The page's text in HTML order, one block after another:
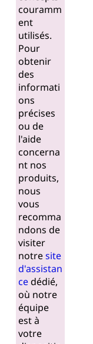
couramm
ent
utilisés.
Pour
obtenir
des
informati
ons
précises
ou de
l'aide
concerna
nt nos
produits,
nous
vous
recomma
ndons de
visiter
notresite
d'assistan
cedédié,
où notre
équipe
est à
votre